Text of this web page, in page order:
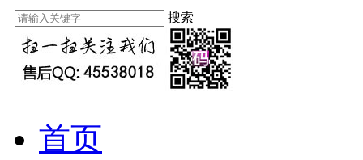
搜索
首页